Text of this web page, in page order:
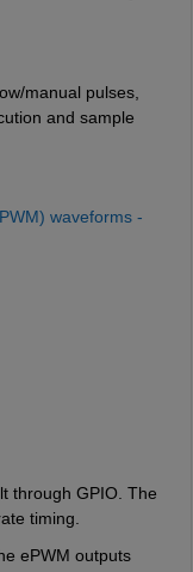
manual pulses,
and sample
waveforms -
through GPIO. The
timing.
ePWM outputs